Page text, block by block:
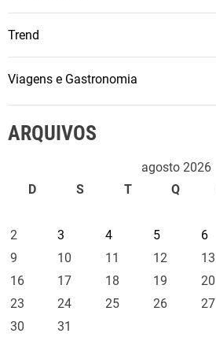
Trend
Viagens e Gastronomia
ARQUIVOS
agosto 2026
D
S T Q
2
3 4 5 6
9
10 11 12 13
16
17 18 19 20
23
24 25 26 27
30
31